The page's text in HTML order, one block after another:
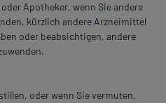
Apotheker, wenn Sie andere
kürzlich andere Arzneimittel
oder beabsichtigen, andere
oder wenn Sie vermuten,